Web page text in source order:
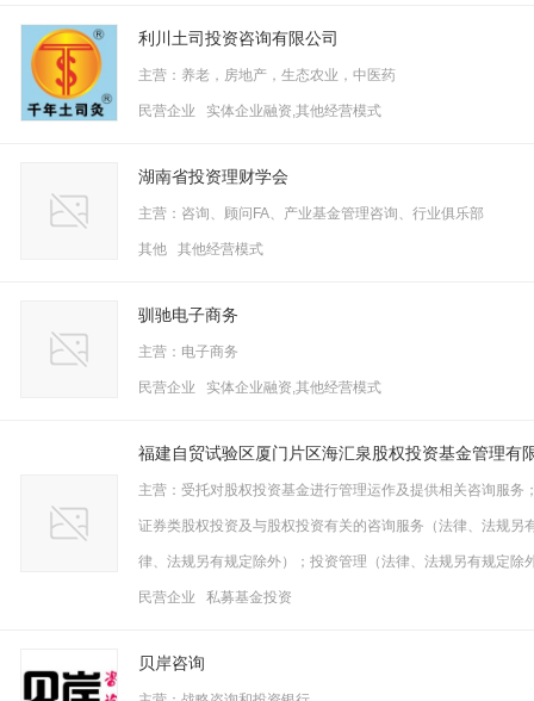
利川土司投资咨询有限公司
主营：养老，房地产，生态农业，中医药
民营企业 实体企业融资,其他经营模式
湖南省投资理财学会
主营：咨询、顾问FA、产业基金管理咨询、行业俱乐部
其他 其他经营模式
驯驰电子商务
主营：电子商务
民营企业 实体企业融资,其他经营模式
福建自贸试验区厦门片区海汇泉股权投资基金管理有
主营：受托对股权投资基金进行管理运作及提供相关咨询服
证券类股权投资及与股权投资有关的咨询服务（法律、法规
律、法规另有规定除外）；投资管理（法律、法规另有规定除
民营企业 私募基金投资
贝岸咨询